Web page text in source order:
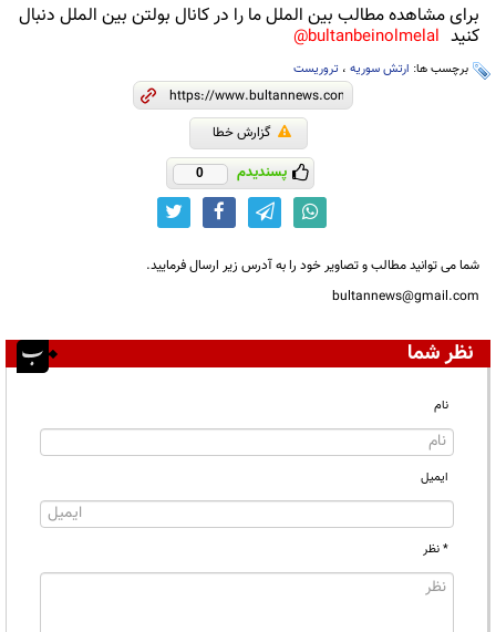
برای مشاهده مطالب بین الملل ما را در کانال بولتن بین الملل دنبال
کنید bultanbeinolmelal@
برچسب ها: ارتش سوریه ، تروریست
گزارش خطا
پسندیدم 0
شما می توانید مطالب و تصاویر خود را به آدرس زیر ارسال فرمایید.
bultannews@gmail.com
نظر شما
نام
ایمیل
* نظر